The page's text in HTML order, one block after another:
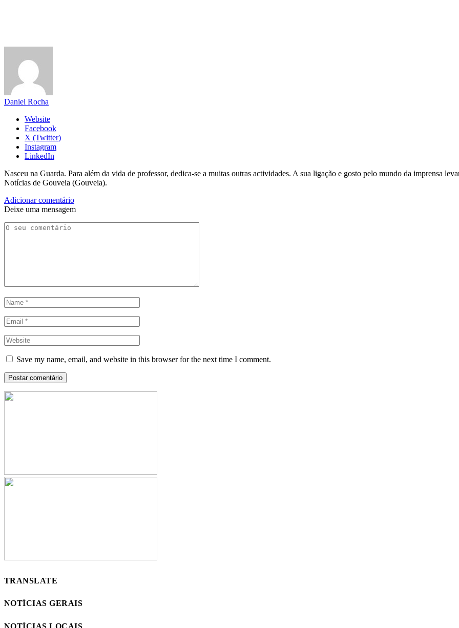
Daniel Rocha
Website
Facebook
X (Twitter)
Instagram
LinkedIn
Nasceu na Guarda. Para além da vida de professor, dedica-se a muitas outras actividades. A sua ligação e gosto pelo mundo da imprensa
Notícias de Gouveia (Gouveia).
Adicionar comentário
Deixe uma mensagem
Save my name, email, and website in this browser for the next time I comment.
TRANSLATE
NOTÍCIAS GERAIS
NOTÍCIAS LOCAIS